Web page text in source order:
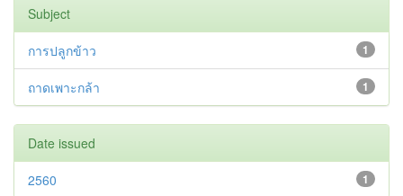
Subject
1
การปลูกข้าว
1
ถาดเพาะกล้า
Date issued
1
2560